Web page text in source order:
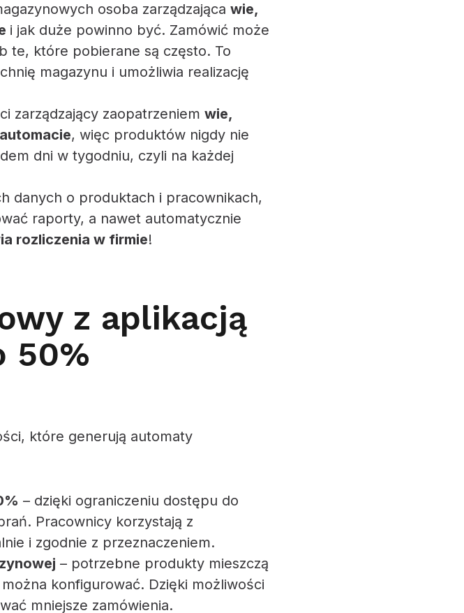
osoba zarządzająca wie,
i jak duże powinno być. Zamówić może
te, które pobierane są często. To
magazynu i umożliwia realizację
zarządzający zaopatrzeniem wie,
, więc produktów nigdy nie
dni w tygodniu, czyli na każdej
danych o produktach i pracownikach,
raporty, a nawet automatycznie
rozliczenia w firmie!
z aplikacją
50%
które generują automaty
– dzięki ograniczeniu dostępu do
Pracownicy korzystają z
i zgodnie z przeznaczeniem.
– potrzebne produkty mieszczą
konfigurować. Dzięki możliwości
mniejsze zamówienia.